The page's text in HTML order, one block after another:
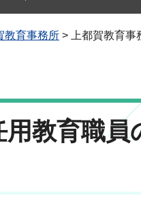
教育事務所 > 上都賀教育事
教育職員